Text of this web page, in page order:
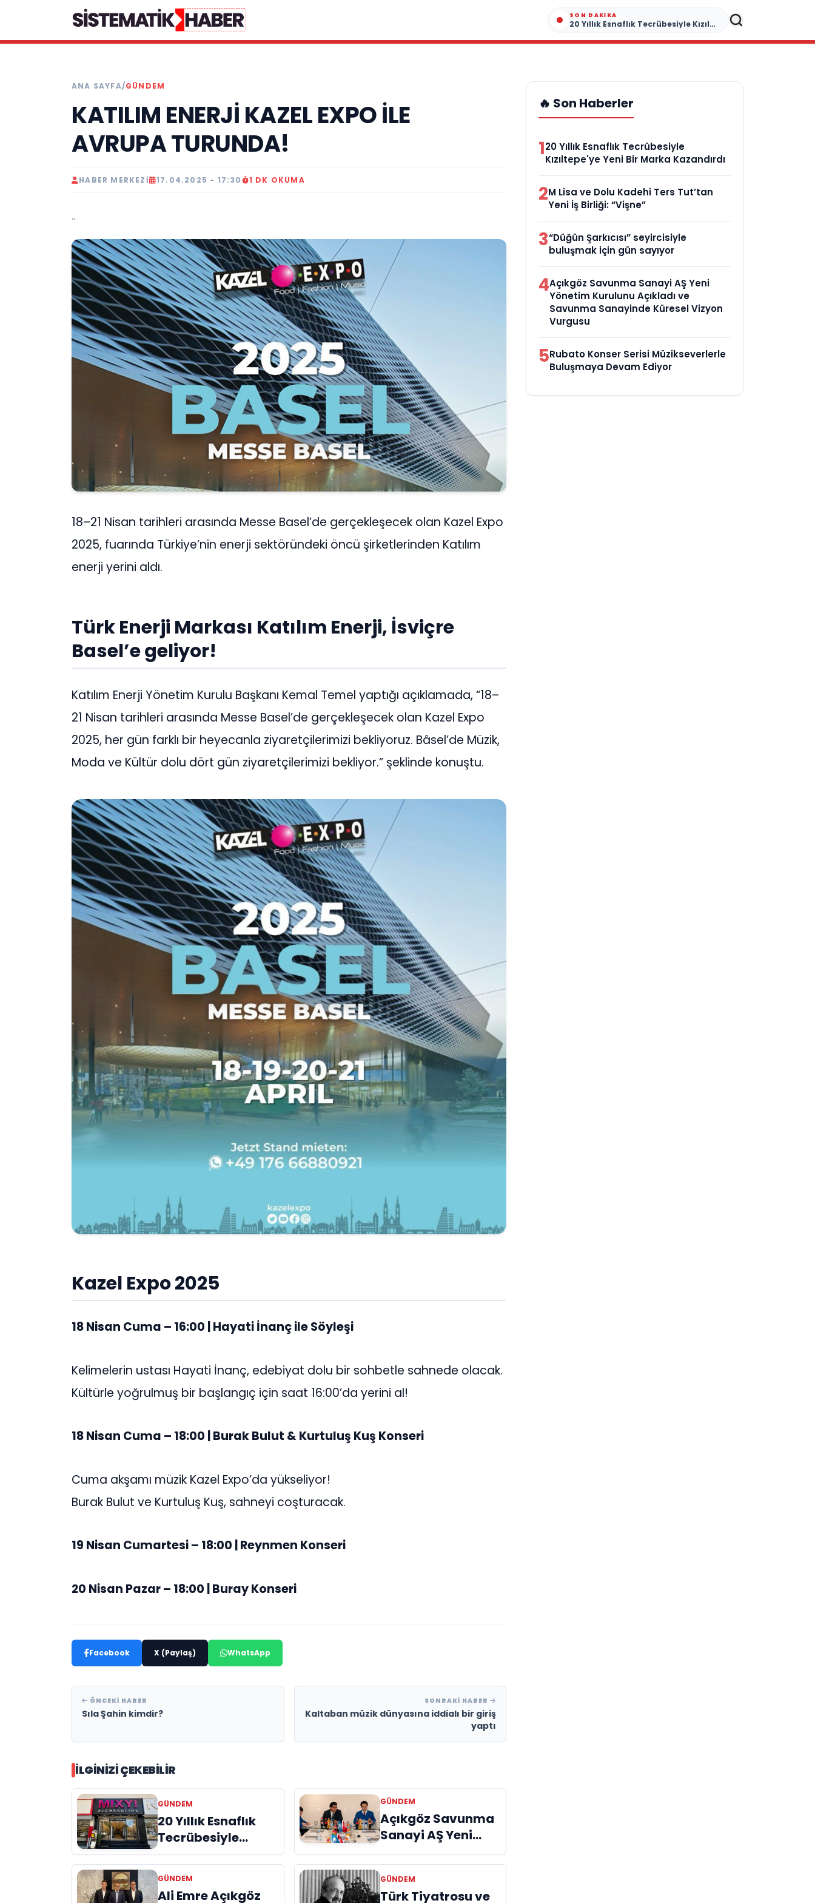
SON DAKIKA
20 Yıllık Esnaflık Tecrübesiyle Kızıltepe'ye Yeni Bir Marka Kazandırdı
ANA SAYFA/GÜNDEM
KATILIM ENERJİ KAZEL EXPO İLE
AVRUPA TURUNDA!
HABER MERKEZI 17.04.2025 - 17:30 1 DK OKUMA
..
18–21 Nisan tarihleri arasında Messe Basel’de gerçekleşecek olan Kazel Expo
2025, fuarında Türkiye’nin enerji sektöründeki öncü şirketlerinden Katılım
enerji yerini aldı.
Türk Enerji Markası Katılım Enerji, İsviçre
Basel’e geliyor!
Katılım Enerji Yönetim Kurulu Başkanı Kemal Temel yaptığı açıklamada, “18–
21 Nisan tarihleri arasında Messe Basel’de gerçekleşecek olan Kazel Expo
2025, her gün farklı bir heyecanla ziyaretçilerimizi bekliyoruz. Bâsel’de Müzik,
Moda ve Kültür dolu dört gün ziyaretçilerimizi bekliyor.” şeklinde konuştu.
Kazel Expo 2025
18 Nisan Cuma – 16:00 | Hayati İnanç ile Söyleşi
Kelimelerin ustası Hayati İnanç, edebiyat dolu bir sohbetle sahnede olacak.
Kültürle yoğrulmuş bir başlangıç için saat 16:00’da yerini al!
18 Nisan Cuma – 18:00 | Burak Bulut & Kurtuluş Kuş Konseri
Cuma akşamı müzik Kazel Expo’da yükseliyor!
Burak Bulut ve Kurtuluş Kuş, sahneyi coşturacak.
19 Nisan Cumartesi – 18:00 | Reynmen Konseri
20 Nisan Pazar – 18:00 | Buray Konseri
Facebook X (Paylaş) WhatsApp
ÖNCEKI HABER
Sıla Şahin kimdir?
SONRAKI HABER
Kaltaban müzik dünyasına iddialı bir giriş
yaptı
İLGINIZI ÇEKEBILIR
GÜNDEM
20 Yıllık Esnaflık
Tecrübesiyle
Kızıltepe'ye Yeni
Bir Marka
Kazandırdı
GÜNDEM
Açıkgöz Savunma
Sanayi AŞ Yeni
Yönetim Kurulunu
Açıkladı ve
Savunma
GÜNDEM
Ali Emre Açıkgöz
GÜNDEM
Türk Tiyatrosu ve
🔥 Son Haberler
120 Yıllık Esnaflık Tecrübesiyle
Kızıltepe'ye Yeni Bir Marka Kazandırdı
2M Lisa ve Dolu Kadehi Ters Tut’tan
Yeni İş Birliği: “Vişne”
3“Düğün Şarkıcısı” seyircisiyle
buluşmak için gün sayıyor
4Açıkgöz Savunma Sanayi AŞ Yeni
Yönetim Kurulunu Açıkladı ve
Savunma Sanayinde Küresel Vizyon
Vurgusu
5Rubato Konser Serisi Müzikseverlerle
Buluşmaya Devam Ediyor